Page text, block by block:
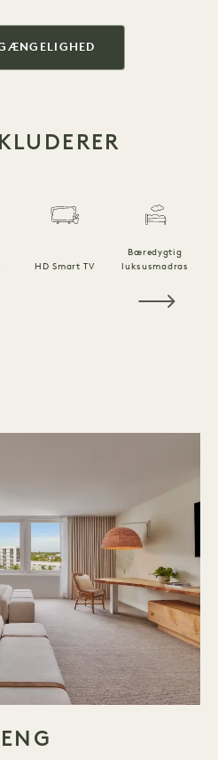
HD Smart TV
Bæredygtig
luksusmadras